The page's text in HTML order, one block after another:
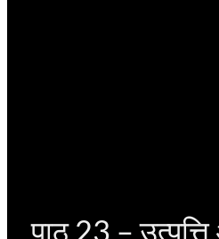
पाठ 23 –